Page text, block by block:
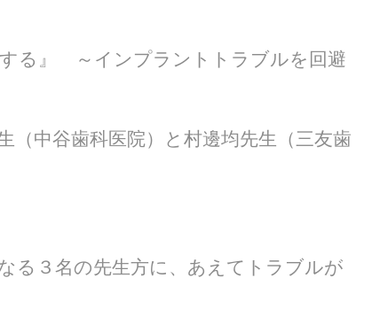
る』 ～インプラントトラブルを回避
（中谷歯科医院）と村邊均先生（三友歯
る３名の先生方に、あえてトラブルが